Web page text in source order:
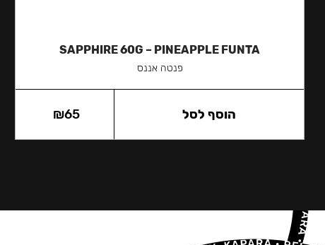
SAPPHIRE 60G – PINEAPPLE FUNTA
פנטה אננס
₪65 הוסף לסל